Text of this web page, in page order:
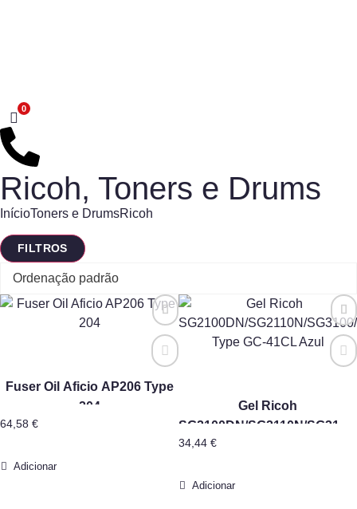
Ricoh, Toners e Drums
InícioToners e DrumsRicoh
FILTROS
Fuser Oil Aficio AP206 Type
204
64,58 €
Adicionar
Gel Ricoh
SG2100DN/SG2110N/
Type GC-41CL Azul
34,44 €
Adicionar